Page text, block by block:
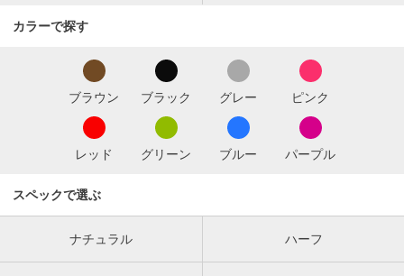
カラーで探す
ブラウン ブラック グレー ピンク
レッド グリーン ブルー パープル
スペックで選ぶ
ナチュラル ハーフ